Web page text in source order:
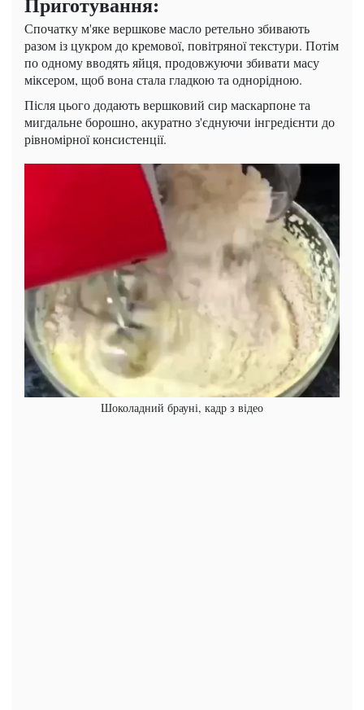
Спочатку м'яке вершкове масло ретельно збивають
разом із цукром до кремової, повітряної текстури. Потім
по одному вводять яйця, продовжуючи збивати масу
міксером, щоб вона стала гладкою та однорідною.
Після цього додають вершковий сир маскарпоне та
мигдальне борошно, акуратно з'єднуючи інгредієнти до
рівномірної консистенції.
Шоколадний брауні, кадр з відео